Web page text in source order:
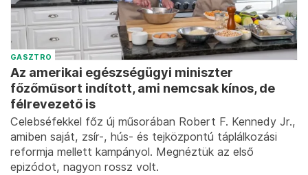
GASZTRO
Az amerikai egészségügyi miniszter
főzőműsort indított, ami nemcsak kínos, de
félrevezető is
Celebséfekkel főz új műsorában Robert F. Kennedy Jr.,
amiben saját, zsír-, hús- és tejközpontú táplálkozási
reformja mellett kampányol. Megnéztük az első
epizódot, nagyon rossz volt.